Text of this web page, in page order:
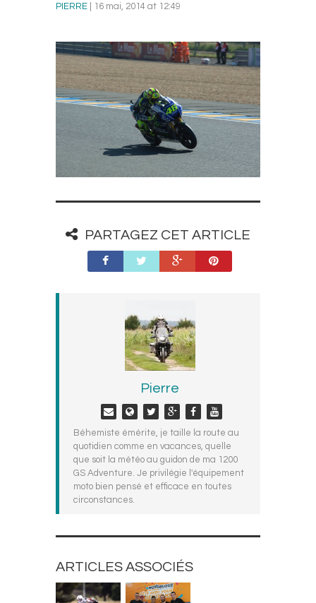
PIERRE | 16 mai, 2014 at 12:49
PARTAGEZ CET ARTICLE
Pierre
Béhemiste émérite, je taille la route au
quotidien comme en vacances, quelle
que soit la météo au guidon de ma 1200
GS Adventure. Je privilégie l'équipement
moto bien pensé et efficace en toutes
circonstances.
ARTICLES ASSOCIÉS